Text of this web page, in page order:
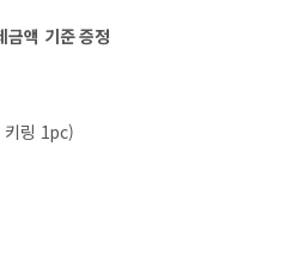
금액 기준 증정
키링 1pc)